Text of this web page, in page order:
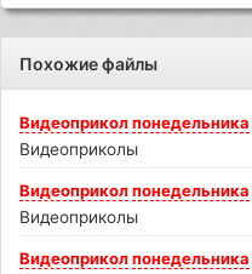
Похожие файлы
Видеоприкол понедельника
Видеоприколы
Видеоприкол понедельника
Видеоприколы
Видеоприкол понедельника